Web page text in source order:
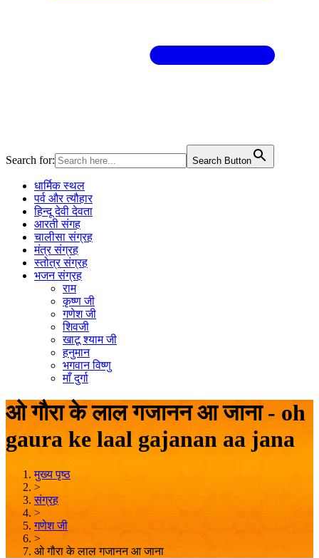
Search for: Search Button
धार्मिक स्थल
पर्व और त्यौहार
हिन्दू देवी देवता
आरती संगह
चालीसा संग्रह
मंत्र संग्रह
स्तोत्र संग्रह
भजन संग्रह
राम
कृष्ण जी
गणेश जी
शिवजी
खाटू श्याम जी
हनुमान
भगवान विष्णु
माँ दुर्गा
ओ गौरा के लाल गजानन आ जाना - oh
gaura ke laal gajanan aa jana
मुख्य पृष्ठ
>
संग्रह
>
गणेश जी
>
ओ गौरा के लाल गजानन आ जाना